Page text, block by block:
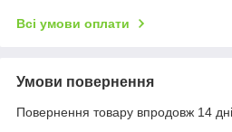
Всі умови оплати
Умови повернення
Повернення товару впродовж 14